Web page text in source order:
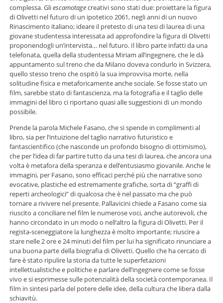
complessa. Gliescamotagecreativi sono stati due: proiettare la figura
di Olivetti nel futuro di un ipotetico 2061, negli anni di un nuovo
Rinascimento italiano; ideare il pretesto di una tesi di laurea di una
giovane studentessa interessata ad approfondire la figura di Olivetti
proponendogli un’intervista… nel futuro. Il libro parte infatti da una
telefonata, quella della studentessa Miriam all’ingegnere, che le dà
appuntamento sul treno che da Milano doveva condurlo in Svizzera,
quello stesso treno che ospitò la sua improvvisa morte, nella
solitudine fisica e metaforicamente anche sociale. Se fosse stato un
film, sarebbe stato di fantascienza, ma la fotografia e il taglio delle
immagini del libro ci riportano quasi alle suggestioni di un mondo
possibile.
Prende la parola Michele Fasano, che si spende in complimenti al
libro, sia per l’intuizione del taglio narrativo futuristico e
fantascientifico (che nasconde un profondo bisogno di ottimismo),
che per l’idea di far partire tutto da una tesi di laurea, che ancora una
volta è metafora della speranza e dell’entusiasmo giovanile. Anche le
immagini, per Fasano, sono efficaci perché più che narrative sono
evocative, plastiche ed estremamente grafiche, sorta di “graffi di
reperti archeologici” di qualcosa che è nel passato ma che può
tornare a rivivere nel presente. Pallavicini chiede a Fasano come sia
riuscito a conciliare nel film le numerose voci, anche autorevoli, che
hanno circondato in un modo o nell’altro la figura di Olivetti. Per il
regista-sceneggiatore la lunghezza è molto importante; riuscire a
stare nelle 2 ore e 24 minuti del film per lui ha significato rinunciare a
una buona parte della biografia di Olivetti. Quello che ha cercato di
fare è stato ripulire la storia da tutte le superfetazioni
intellettualistiche e politiche e parlare dell’ingegnere come se fosse
vivo e si esprimesse sulle potenzialità della società contemporanea. Il
film in sintesi parla del potere delle idee, della cultura che libera dalla
schiavitù.